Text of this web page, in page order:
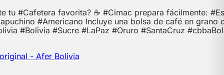
tu #Cafetera favorita? ☕ #Cimac prepara fácilmente:
#Americano Incluye una bolsa de café en grano
#Bolivia #Sucre #LaPaz #Oruro #SantaCruz
- Afer Bolivia